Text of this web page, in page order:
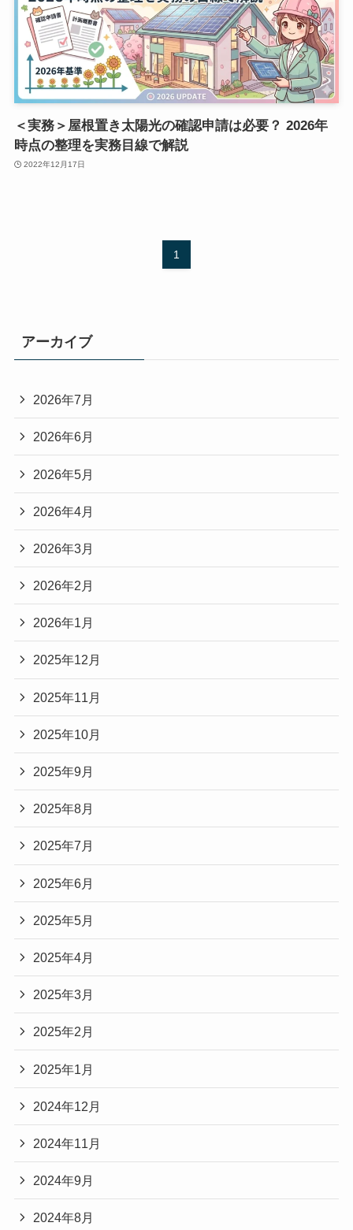
＜実務＞屋根置き太陽光の確認申請は必要？ 2026年
時点の整理を実務目線で解説
2022年12月17日
1
アーカイブ
2026年7月
2026年6月
2026年5月
2026年4月
2026年3月
2026年2月
2026年1月
2025年12月
2025年11月
2025年10月
2025年9月
2025年8月
2025年7月
2025年6月
2025年5月
2025年4月
2025年3月
2025年2月
2025年1月
2024年12月
2024年11月
2024年9月
2024年8月